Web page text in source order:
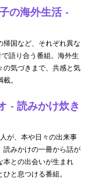
の海外生活 -
帰国など、それぞれ異な
語り合う番組。海外生
の気づきまで、共感と気
。
- 読みかけ炊き
が、本や日々の出来事
読みかけの一冊から話が
本との出会いが生まれ
と息つける番組。